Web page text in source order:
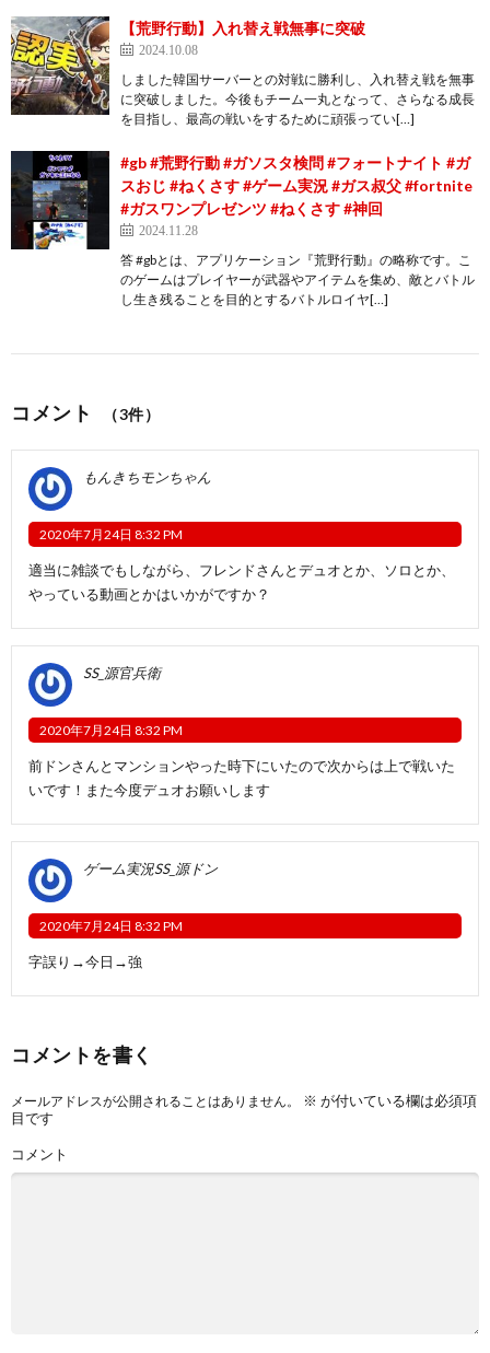
【荒野行動】入れ替え戦無事に突破
2024.10.08
しました韓国サーバーとの対戦に勝利し、入れ替え戦を無事
に突破しました。今後もチーム一丸となって、さらなる成長
を目指し、最高の戦いをするために頑張ってい[…]
#gb #荒野行動 #ガソスタ検問 #フォートナイト #ガ
スおじ #ねくさす #ゲーム実況 #ガス叔父 #fortnite
#ガスワンプレゼンツ #ねくさす #神回
2024.11.28
答 #gbとは、アプリケーション『荒野行動』の略称です。こ
のゲームはプレイヤーが武器やアイテムを集め、敵とバトル
し生き残ることを目的とするバトルロイヤ[…]
コメント （3件）
もんきちモンちゃん
2020年7月24日 8:32 PM
適当に雑談でもしながら、フレンドさんとデュオとか、ソロとか、
やっている動画とかはいかがですか？
SS_源官兵衛
2020年7月24日 8:32 PM
前ドンさんとマンションやった時下にいたので次からは上で戦いた
いです！また今度デュオお願いします
ゲーム実況SS_源ドン
2020年7月24日 8:32 PM
字誤り→今日→強
コメントを書く
メールアドレスが公開されることはありません。 ※ が付いている欄は必須項
目です
コメント